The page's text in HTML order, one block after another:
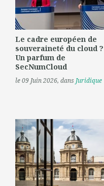
Le cadre européen de
souveraineté du cloud ?
Un parfum de
SecNumCloud
le 09 Juin 2026, dans Juridique